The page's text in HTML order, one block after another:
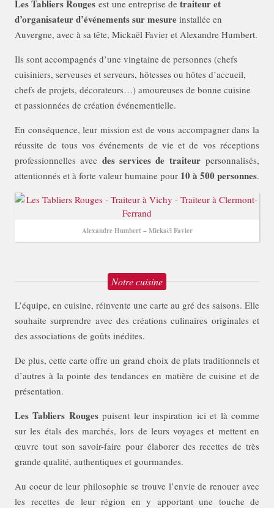
Les Tabliers Rouges est une entreprise de traiteur et
d’organisateur d’événements sur mesure installée en
Auvergne, avec à sa tête, Mickaël Favier et Alexandre Humbert.
Ils sont accompagnés d’une vingtaine de personnes (chefs
cuisiniers, serveuses et serveurs, hôtesses ou hôtes d’accueil,
chefs de projets, décorateurs…) amoureuses de bonne cuisine
et passionnées de création événementielle.
En conséquence, leur mission est de vous accompagner dans la
réussite de tous vos événements de vie et de vos réceptions
professionnelles avec des services de traiteurpersonnalisés,
attentionnés et à forte valeur humaine pour 10 à 500 personnes.
Alexandre Humbert – Mickaël Favier
Notre cuisine
L’équipe, en cuisine, réinvente une carte au gré des saisons. Elle
souhaite surprendre avec des créations culinaires originales et
des associations de goûts inédites.
De plus, cette carte offre un grand choix de plats traditionnels et
d’autres à la pointe des tendances en matière de cuisine et de
présentation.
Les Tabliers Rougespuisent leur inspiration ici et là comme
sur les étals des marchés, lors de leurs voyages et mettent en
œuvre tout son savoir-faire pour élaborer des recettes de très
grande qualité, authentiques et gourmandes.
Au coeur de leur philosophie se trouve l’envie de renouer avec
les recettes de leur région en y apportant une touche de